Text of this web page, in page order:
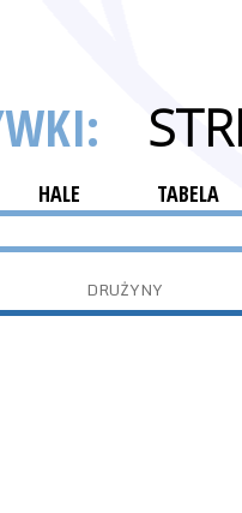
HALE TABELA
DRUŻYNY